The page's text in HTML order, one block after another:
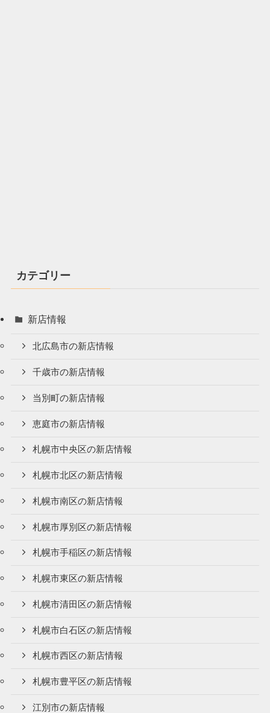
カテゴリー
新店情報
北広島市の新店情報
千歳市の新店情報
当別町の新店情報
恵庭市の新店情報
札幌市中央区の新店情報
札幌市北区の新店情報
札幌市南区の新店情報
札幌市厚別区の新店情報
札幌市手稲区の新店情報
札幌市東区の新店情報
札幌市清田区の新店情報
札幌市白石区の新店情報
札幌市西区の新店情報
札幌市豊平区の新店情報
江別市の新店情報